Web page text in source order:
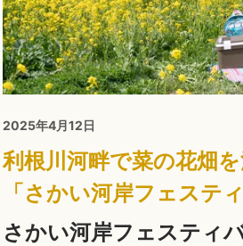
2025年4月12日
利根川河畔で菜の花畑
「さかい河岸フェステ
さかい河岸フェスティ